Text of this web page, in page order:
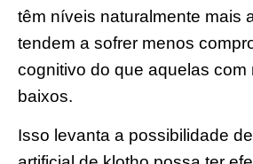
têm níveis naturalmente mais
tendem a sofrer menos
cognitivo do que aquelas com
baixos.
Isso levanta a possibilidade